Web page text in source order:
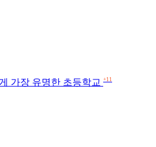
가장 유명한 초등학교 +11